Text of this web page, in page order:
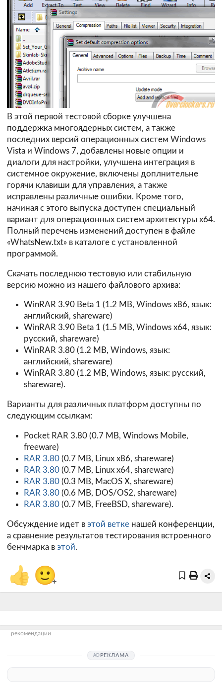
В этой первой тестовой сборке улучшена
поддержка многоядерных систем, а также
последних версий операционных систем Windows
Vista и Windows 7, добавлены новые опции и
диалоги для настройки, улучшена интеграция в
системное окружение, включены доплнительне
горячи клавиши для управления, а также
исправлены различные ошибки. Кроме того,
начиная с этого выпуска доступен специальный
вариант для операционных систем архитектуры х64.
Полный перечень изменений доступен в файле
«WhatsNew.txt» в каталоге с установленной
программой.
Скачать последнюю тестовую или стабильную
версию можно из нашего файлового архива:
WinRAR 3.90 Beta 1 (1.2 MB, Windows x86, язык:
английский, shareware)
WinRAR 3.90 Beta 1 (1.5 MB, Windows x64, язык:
русский, shareware)
WinRAR 3.80 (1.2 MB, Windows, язык:
английский, shareware)
WinRAR 3.80 (1.2 MB, Windows, язык: русский,
shareware).
Варианты для различных платформ доступны по
следующим ссылкам:
Pocket RAR 3.80(0.7 MB, Windows Mobile,
freeware)
RAR 3.80(0.7 MB, Linux x86, shareware)
RAR 3.80(0.7 MB, Linux x64, shareware)
RAR 3.80(0.3 MB, MacOS X, shareware)
RAR 3.80(0.6 MB, DOS/OS2, shareware)
RAR 3.80(0.7 MB, FreeBSD, shareware).
Обсуждение идет в этой ветке нашей конференции,
а сравнение результатов тестирования встроенного
бенчмарка в этой.
👍 🙂+
рекомендации
РЕКЛАМА